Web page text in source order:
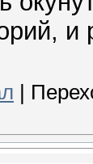
и
|